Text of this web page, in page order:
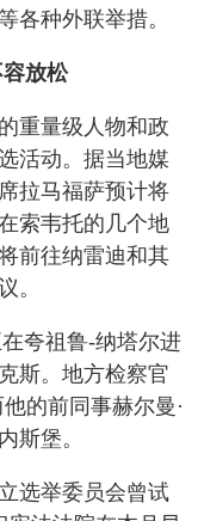
各种外联举措。
放松
重量级人物和政
活动。据当地媒
拉马福萨预计将
索韦托的几个地
前往纳雷迪和其
。
夸祖鲁-纳塔尔进
斯。地方检察官
的前同事赫尔曼·
斯堡。
选举委员会曾试